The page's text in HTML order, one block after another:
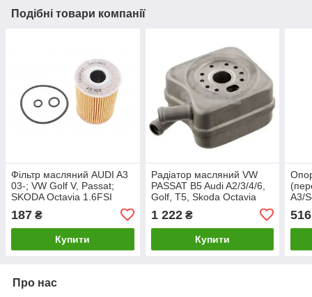
Подібні товари компанії
Фільтр масляний AUDI A3
03-; VW Golf V, Passat;
SKODA Octavia 1.6FSI
187 ₴
Купити
Радіатор масляний VW
PASSAT B5 Audi A2/3/4/6,
Golf, T5, Skoda Octavia
1.8/2.0I/1.9TDI 1997- KALE
344355
1 222₴
Купити
A3/
03-
516
Про нас